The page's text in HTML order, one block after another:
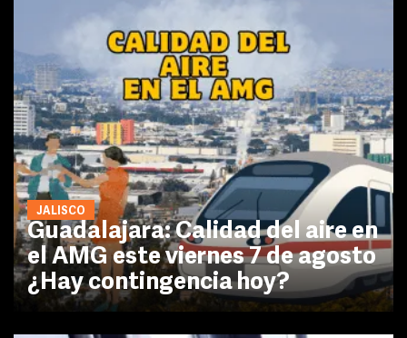
JALISCO
Guadalajara: Calidad del aire en
el AMG este viernes 7 de agosto
¿Hay contingencia hoy?